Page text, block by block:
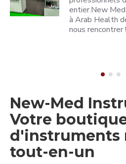
entier.New
à Arab Health
nous rencontrer
New-Med
Votre
d'instruments
tout-en-un